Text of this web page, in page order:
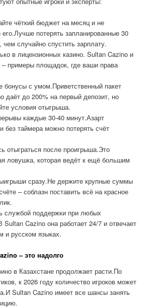
чёткий бюджет на месяц и не
потерять запланированные 30
чем случайно спустить зарплату.
в лицензионных казино. Sultan Cazino и
– примеры площадок, где ваши права
бонусы с умом.Приветственный пакет
даёт до 200% на первый депозит, но
условия отыгрыша.
каждые 30-40 минут.Азарт
без таймера можно потерять счёт
отыграться после проигрыша.Это
ловушка, которая ведёт к ещё большим
сразу.Не держите крупные суммы
– соблазн поставить всё на красное
службой поддержки при любых
Sultan Cazino она работает 24/7 и отвечает
и русском языках.
– это надолго
в Казахстане продолжает расти.По
к 2026 году количество игроков может
Sultan Cazino имеет все шансы занять